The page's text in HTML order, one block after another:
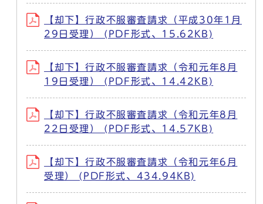
【却下】行政不服審査請求（平成30年1月
29日受理） (PDF形式、15.62KB)
【却下】行政不服審査請求（令和元年8月
19日受理） (PDF形式、14.42KB)
【却下】行政不服審査請求（令和元年8月
22日受理） (PDF形式、14.57KB)
【却下】行政不服審査請求（令和元年6月
受理） (PDF形式、434.94KB)